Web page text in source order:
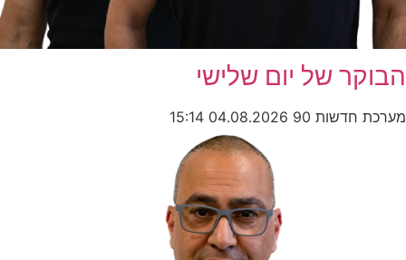
הבוקר של יום שלישי
מערכת חדשות 90 04.08.2026
15:14